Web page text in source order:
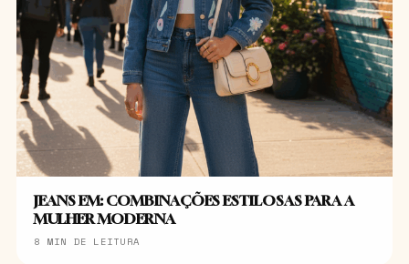
JEANS EM: COMBINAÇÕES ESTILOSAS PARA A
MULHER MODERNA
8 MIN DE LEITURA